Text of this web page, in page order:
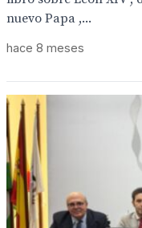
nuevo Papa ,...
hace 8 meses